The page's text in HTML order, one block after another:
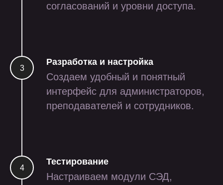
согласований и уровни доступа.
Разработка и настройка
Создаем удобный и понятный
интерфейс для администраторов,
преподавателей и сотрудников.
Тестирование
Настраиваем модули СЭД,
проекты